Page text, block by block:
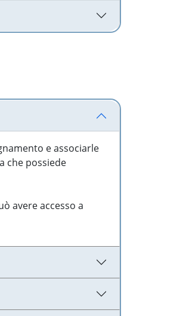
e associarle
che possiede
avere accesso a